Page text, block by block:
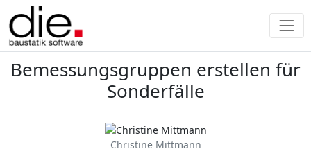
Bemessungsgruppen erstellen für
Sonderfälle
Christine Mittmann